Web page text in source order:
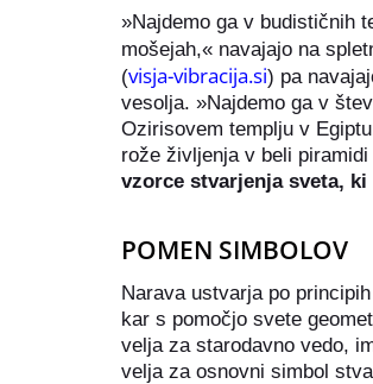
»Najdemo ga v budističnih
mošejah,« navajajo na
(visja-vibracija.si) pa
vesolja. »Najdemo ga v
Ozirisovem templju v
rože življenja v beli piramidi
vzorce stvarjenja sveta,
POMEN SIMBOLOV
Narava ustvarja po
kar s pomočjo svete
velja za starodavno vedo,
velja za osnovni simbol